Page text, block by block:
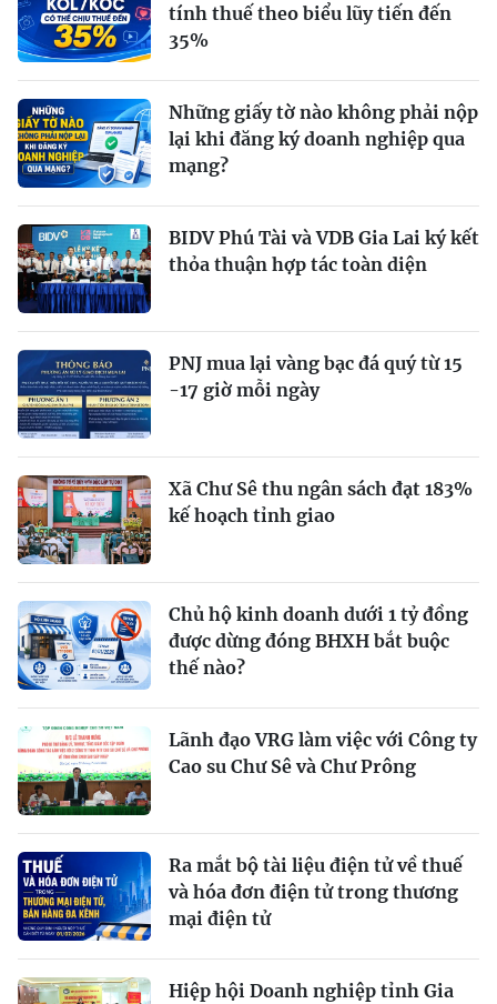
tính thuế theo biểu lũy tiến đến
35%
Những giấy tờ nào không phải nộp
lại khi đăng ký doanh nghiệp qua
mạng?
BIDV Phú Tài và VDB Gia Lai ký kết
thỏa thuận hợp tác toàn diện
PNJ mua lại vàng bạc đá quý từ 15
-17 giờ mỗi ngày
Xã Chư Sê thu ngân sách đạt 183%
kế hoạch tỉnh giao
Chủ hộ kinh doanh dưới 1 tỷ đồng
được dừng đóng BHXH bắt buộc
thế nào?
Lãnh đạo VRG làm việc với Công ty
Cao su Chư Sê và Chư Prông
Ra mắt bộ tài liệu điện tử về thuế
và hóa đơn điện tử trong thương
mại điện tử
Hiệp hội Doanh nghiệp tỉnh Gia